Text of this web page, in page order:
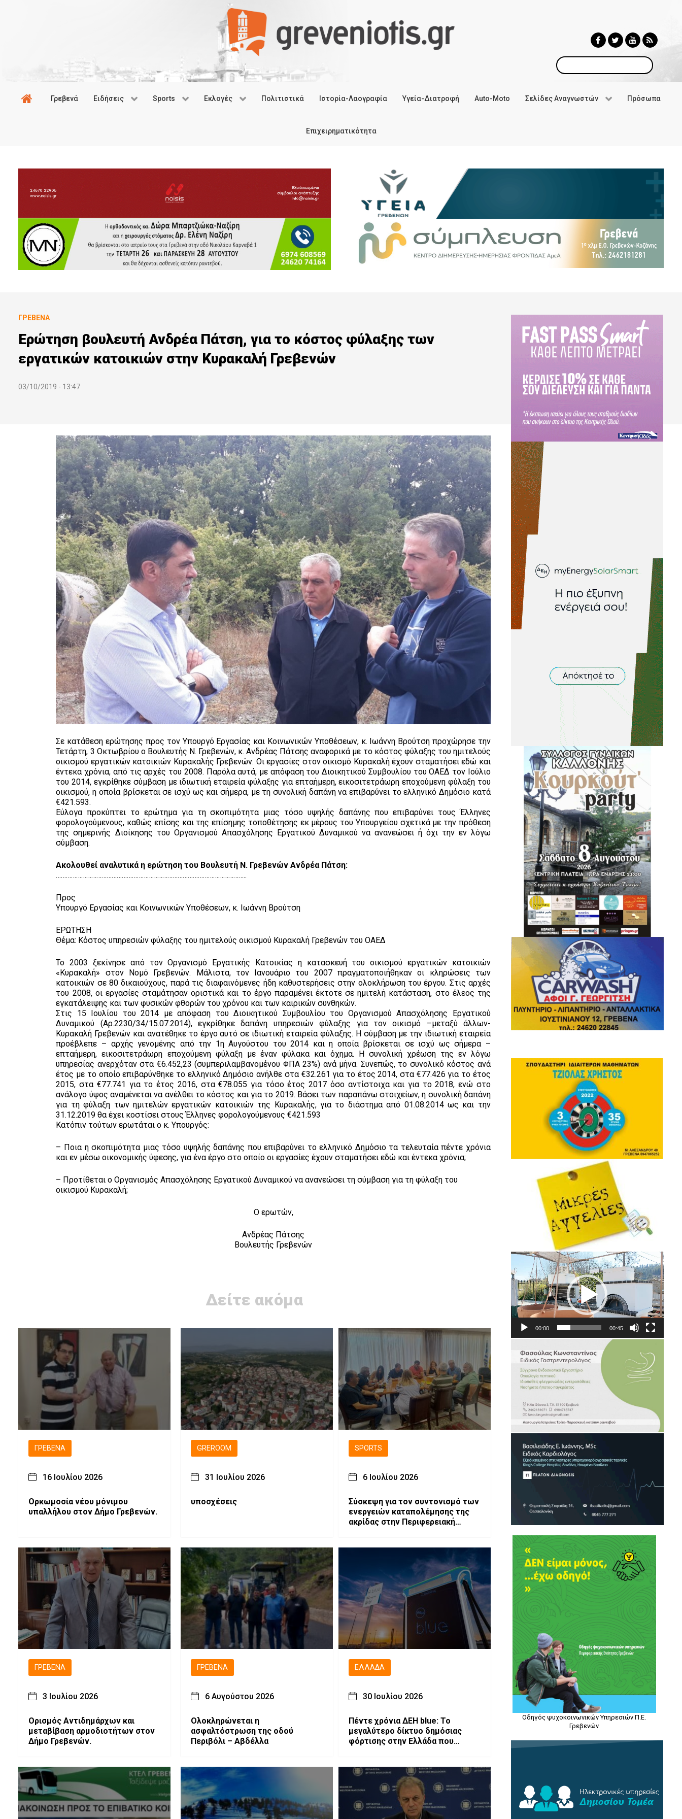
Αναζήτηση
Γρεβενά Ειδήσεις Sports Εκλογές Πολιτιστικά Ιστορία-Λαογραφία Υγεία-Διατροφή Auto-Moto Σελίδες Αναγνωστών Πρόσωπα
Επιχειρηματικότητα
ΓΡΕΒΕΝΆ
Ερώτηση βουλευτή Ανδρέα Πάτση, για το κόστος φύλαξης των
εργατικών κατοικιών στην Κυρακαλή Γρεβενών
03/10/2019 - 13:47
Σε κατάθεση ερώτησης προς τον Υπουργό Εργασίας και Κοινωνικών Υποθέσεων, κ. Ιωάννη Βρούτση προχώρησε την
Τετάρτη, 3 Οκτωβρίου ο Βουλευτής Ν. Γρεβενών, κ. Ανδρέας Πάτσης αναφορικά με το κόστος φύλαξης του ημιτελούς
οικισμού εργατικών κατοικιών Κυρακαλής Γρεβενών. Οι εργασίες στον οικισμό Κυρακαλή έχουν σταματήσει εδώ και
έντεκα χρόνια, από τις αρχές του 2008. Παρόλα αυτά, με απόφαση του Διοικητικού Συμβουλίου του ΟΑΕΔ τον Ιούλιο
του 2014, εγκρίθηκε σύμβαση με ιδιωτική εταιρεία φύλαξης για επταήμερη, εικοσιτετράωρη εποχούμενη φύλαξη του
οικισμού, η οποία βρίσκεται σε ισχύ ως και σήμερα, με τη συνολική δαπάνη να επιβαρύνει το ελληνικό Δημόσιο κατά
€421.593.
Εύλογα προκύπτει το ερώτημα για τη σκοπιμότητα μιας τόσο υψηλής δαπάνης που επιβαρύνει τους Έλληνες
φορολογούμενους, καθώς επίσης και της επίσημης τοποθέτησης εκ μέρους του Υπουργείου σχετικά με την πρόθεση
της σημερινής Διοίκησης του Οργανισμού Απασχόλησης Εργατικού Δυναμικού να ανανεώσει ή όχι την εν λόγω
σύμβαση.
Ακολουθεί αναλυτικά η ερώτηση του Βουλευτή Ν. Γρεβενών Ανδρέα Πάτση:
…………………………………………………………………………………………………..
Προς
Υπουργό Εργασίας και Κοινωνικών Υποθέσεων, κ. Ιωάννη Βρούτση
ΕΡΩΤΗΣΗ
Θέμα: Κόστος υπηρεσιών φύλαξης του ημιτελούς οικισμού Κυρακαλή Γρεβενών του ΟΑΕΔ
Το 2003 ξεκίνησε από τον Οργανισμό Εργατικής Κατοικίας η κατασκευή του οικισμού εργατικών κατοικιών
«Κυρακαλή» στον Νομό Γρεβενών. Μάλιστα, τον Ιανουάριο του 2007 πραγματοποιήθηκαν οι κληρώσεις των
κατοικιών σε 80 δικαιούχους, παρά τις διαφαινόμενες ήδη καθυστερήσεις στην ολοκλήρωση του έργου. Στις αρχές
του 2008, οι εργασίες σταμάτησαν οριστικά και το έργο παραμένει έκτοτε σε ημιτελή κατάσταση, στο έλεος της
εγκατάλειψης και των φυσικών φθορών του χρόνου και των καιρικών συνθηκών.
Στις 15 Ιουλίου του 2014 με απόφαση του Διοικητικού Συμβουλίου του Οργανισμού Απασχόλησης Εργατικού
Δυναμικού (Αρ.2230/34/15.07.2014), εγκρίθηκε δαπάνη υπηρεσιών φύλαξης για τον οικισμό –μεταξύ άλλων-
Κυρακαλή Γρεβενών και ανατέθηκε το έργο αυτό σε ιδιωτική εταιρεία φύλαξης. Η σύμβαση με την ιδιωτική εταιρεία
προέβλεπε – αρχής γενομένης από την 1η Αυγούστου του 2014 και η οποία βρίσκεται σε ισχύ ως σήμερα –
επταήμερη, εικοσιτετράωρη εποχούμενη φύλαξη με έναν φύλακα και όχημα. Η συνολική χρέωση της εν λόγω
υπηρεσίας ανερχόταν στα €6.452,23 (συμπεριλαμβανομένου ΦΠΑ 23%) ανά μήνα. Συνεπώς, το συνολικό κόστος ανά
έτος με το οποίο επιβαρύνθηκε το ελληνικό Δημόσιο ανήλθε στα €32.261 για το έτος 2014, στα €77.426 για το έτος
2015, στα €77.741 για το έτος 2016, στα €78.055 για τόσο έτος 2017 όσο αντίστοιχα και για το 2018, ενώ στο
ανάλογο ύψος αναμένεται να ανέλθει το κόστος και για το 2019. Βάσει των παραπάνω στοιχείων, η συνολική δαπάνη
για τη φύλαξη των ημιτελών εργατικών κατοικιών της Κυρακαλής, για το διάστημα από 01.08.2014 ως και την
31.12.2019 θα έχει κοστίσει στους Έλληνες φορολογούμενους €421.593
Κατόπιν τούτων ερωτάται ο κ. Υπουργός:
– Ποια η σκοπιμότητα μιας τόσο υψηλής δαπάνης που επιβαρύνει το ελληνικό Δημόσιο τα τελευταία πέντε χρόνια
και εν μέσω οικονομικής ύφεσης, για ένα έργο στο οποίο οι εργασίες έχουν σταματήσει εδώ και έντεκα χρόνια;
– Προτίθεται ο Οργανισμός Απασχόλησης Εργατικού Δυναμικού να ανανεώσει τη σύμβαση για τη φύλαξη του
οικισμού Κυρακαλή;
Ο ερωτών,
Ανδρέας Πάτσης
Βουλευτής Γρεβενών
Δείτε ακόμα
ΓΡΕΒΕΝΆ
16 Ιουλίου 2026
Ορκωμοσία νέου μόνιμου
υπαλλήλου στον Δήμο Γρεβενών.
GREROOM
31 Ιουλίου 2026
υποσχέσεις
SPORTS
6 Ιουλίου 2026
Σύσκεψη για τον συντονισμό των
ενεργειών καταπολέμησης της
ακρίδας στην Περιφερειακή
ΓΡΕΒΕΝΆ
3 Ιουλίου 2026
Ορισμός Αντιδημάρχων και
μεταβίβαση αρμοδιοτήτων στον
Δήμο Γρεβενών.
ΓΡΕΒΕΝΆ
6 Αυγούστου 2026
Ολοκληρώνεται η
ασφαλτόστρωση της οδού
Περιβόλι – Αβδέλλα
ΕΛΛΆΔΑ
30 Ιουλίου 2026
Πέντε χρόνια ΔΕΗ blue: Το
μεγαλύτερο δίκτυο δημόσιας
φόρτισης στην Ελλάδα που
Πρόγραμμα
Αναπαραγωγής
Βίντεο
00:00 00:45
Οδηγός ψυχοκοινωνικών Υπηρεσιών Π.Ε.
Γρεβενών